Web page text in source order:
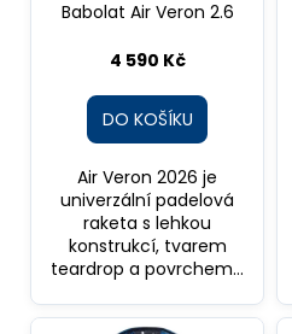
M
Babolat Air Veron 2.6
4 590 Kč
DO KOŠÍKU
Air Veron 2026 je
univerzální padelová
raketa s lehkou
konstrukcí, tvarem
teardrop a povrchem...